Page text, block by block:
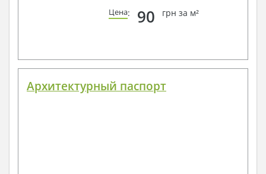
Цена: 90 грн за м²
Архитектурный паспорт